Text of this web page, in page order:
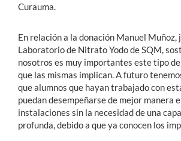
Curauma.
En relación a la donación Manuel Muñoz,
Laboratorio de Nitrato Yodo de SQM,
nosotros es muy importantes este tipo
que las mismas implican. A futuro
que alumnos que hayan trabajado con
puedan desempeñarse de mejor manera
instalaciones sin la necesidad de una
profunda, debido a que ya conocen los